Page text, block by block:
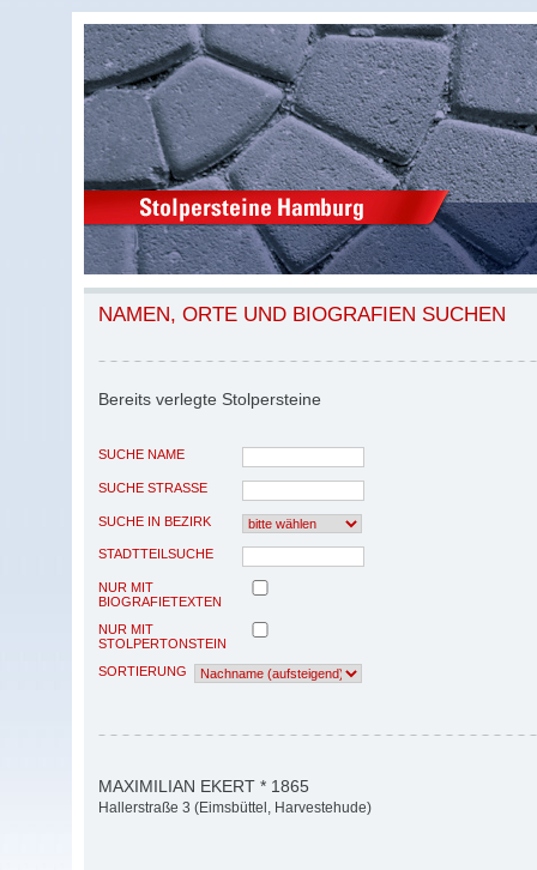
NAMEN, ORTE UND BIOGRAFIEN SUCHEN
Bereits verlegte Stolpersteine
SUCHE NAME
SUCHE STRASSE
SUCHE IN BEZIRK
STADTTEILSUCHE
NUR MIT
BIOGRAFIETEXTEN
NUR MIT
STOLPERTONSTEIN
SORTIERUNG
MAXIMILIAN EKERT * 1865
Hallerstraße 3 (Eimsbüttel, Harvestehude)